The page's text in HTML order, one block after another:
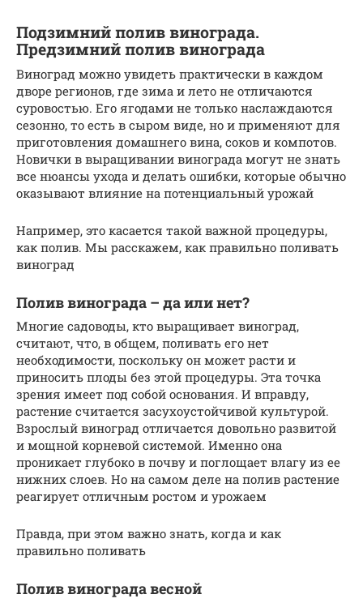
Подзимний полив винограда.
Предзимний полив винограда
Виноград можно увидеть практически в каждом
дворе регионов, где зима и лето не отличаются
суровостью. Его ягодами не только наслаждаются
сезонно, то есть в сыром виде, но и применяют для
приготовления домашнего вина, соков и компотов.
Новички в выращивании винограда могут не знать
все нюансы ухода и делать ошибки, которые обычно
оказывают влияние на потенциальный урожай
Например, это касается такой важной процедуры,
как полив. Мы расскажем, как правильно поливать
виноград
Полив винограда – да или нет?
Многие садоводы, кто выращивает виноград,
считают, что, в общем, поливать его нет
необходимости, поскольку он может расти и
приносить плоды без этой процедуры. Эта точка
зрения имеет под собой основания. И вправду,
растение считается засухоустойчивой культурой.
Взрослый виноград отличается довольно развитой
и мощной корневой системой. Именно она
проникает глубоко в почву и поглощает влагу из ее
нижних слоев. Но на самом деле на полив растение
реагирует отличным ростом и урожаем
Правда, при этом важно знать, когда и как
правильно поливать
Полив винограда весной